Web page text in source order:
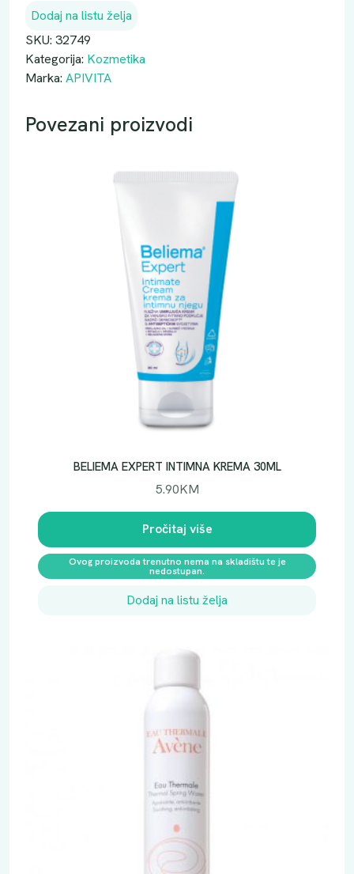
Dodaj na listu želja
SKU: 32749
Kategorija: Kozmetika
Marka: APIVITA
Povezani proizvodi
BELIEMA EXPERT INTIMNA KREMA 30ML
5.90KM
Pročitaj više
Ovog proizvoda trenutno nema na skladištu te je
nedostupan.
Dodaj na listu želja